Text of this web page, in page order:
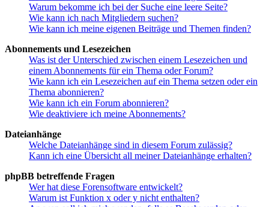
Warum bekomme ich bei der Suche eine leere Seite?
Wie kann ich nach Mitgliedern suchen?
Wie kann ich meine eigenen Beiträge und Themen finden?
Abonnements und Lesezeichen
Was ist der Unterschied zwischen einem Lesezeichen und
einem Abonnements für ein Thema oder Forum?
Wie kann ich ein Lesezeichen auf ein Thema setzen oder ein
Thema abonnieren?
Wie kann ich ein Forum abonnieren?
Wie deaktiviere ich meine Abonnements?
Dateianhänge
Welche Dateianhänge sind in diesem Forum zulässig?
Kann ich eine Übersicht all meiner Dateianhänge erhalten?
phpBB betreffende Fragen
Wer hat diese Forensoftware entwickelt?
Warum ist Funktion x oder y nicht enthalten?